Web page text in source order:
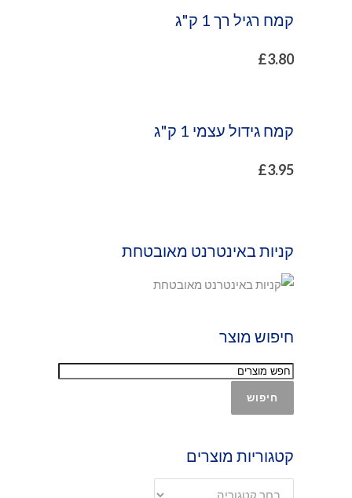
קמח רגיל רך 1 ק"ג
£3.80
קמח גידול עצמי 1 ק"ג
£3.95
קניות באינטרנט מאובטחת
חיפוש מוצר
חיפוש
קטגוריות מוצרים